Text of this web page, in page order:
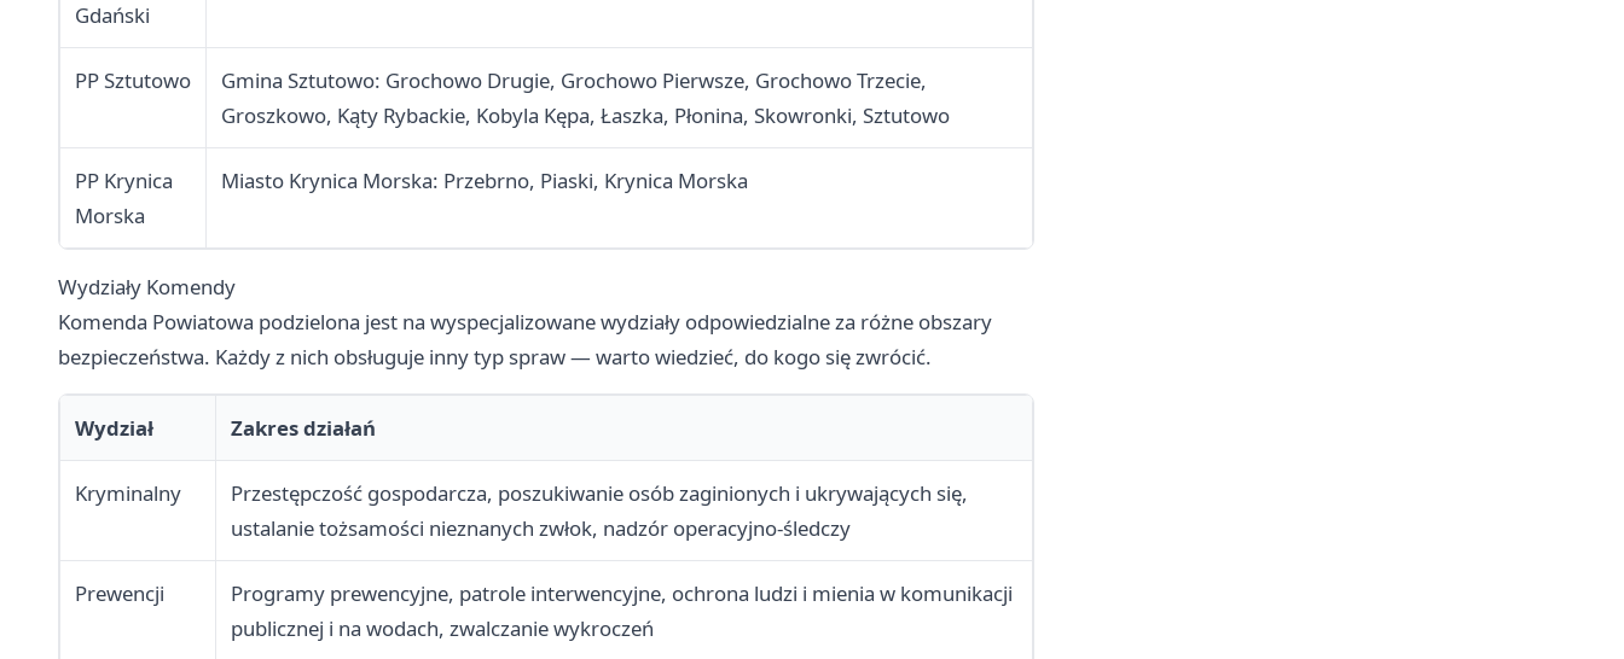
Gdański
PP Sztutowo
Gmina Sztutowo: Grochowo Drugie, Grochowo Pierwsze, Grochowo Trzecie,
Groszkowo, Kąty Rybackie, Kobyla Kępa, Łaszka, Płonina, Skowronki, Sztutowo
PP Krynica
Morska
Miasto Krynica Morska: Przebrno, Piaski, Krynica Morska
Wydziały Komendy
Komenda Powiatowa podzielona jest na wyspecjalizowane wydziały odpowiedzialne za różne obszary
bezpieczeństwa. Każdy z nich obsługuje inny typ spraw — warto wiedzieć, do kogo się zwrócić.
Wydział Zakres działań
Kryminalny
Przestępczość gospodarcza, poszukiwanie osób zaginionych i ukrywających się,
ustalanie tożsamości nieznanych zwłok, nadzór operacyjno-śledczy
Prewencji
Programy prewencyjne, patrole interwencyjne, ochrona ludzi i mienia w komunikacji
publicznej i na wodach, zwalczanie wykroczeń